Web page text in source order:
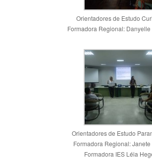
Orientadores de Estudo
Formadora Regional:
Orientadores de Estudo
Formadora Regional:
Formadora IES Léia